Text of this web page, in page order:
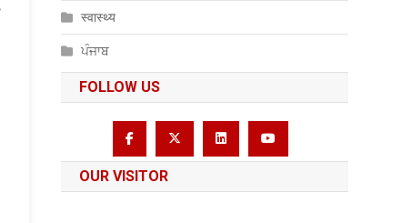
स्वास्थ्य
ਪੰਜਾਬ
FOLLOW US
OUR VISITOR